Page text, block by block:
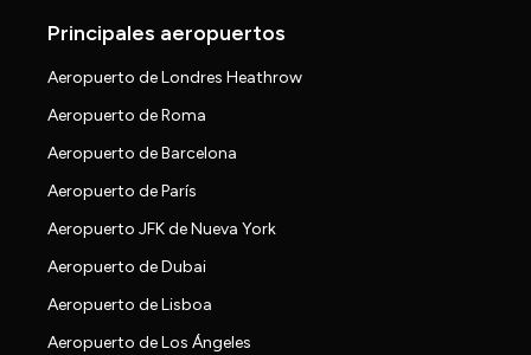
Principales aeropuertos
Aeropuerto de Londres Heathrow
Aeropuerto de Roma
Aeropuerto de Barcelona
Aeropuerto de París
Aeropuerto JFK de Nueva York
Aeropuerto de Dubai
Aeropuerto de Lisboa
Aeropuerto de Los Ángeles